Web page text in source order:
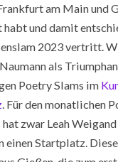
am Main und
und damit
2023 vertritt.
als
Poetry Slams im
. Für den monatlichen
hat zwar Leah Weigand
einen Startplatz.